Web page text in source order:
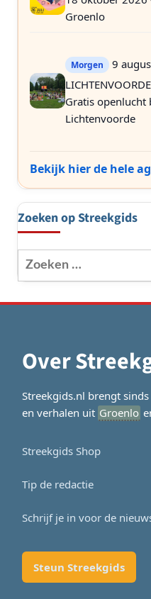
Groenlo
Morgen
9
Gratis openlucht
Lichtenvoorde
Bekijk hier de hele
Zoeken op Streekgids
Zoeken
naar:
Over
Streekgids.nl brengt
en verhalen uit Groenlo
Streekgids Shop
Tip de redactie
Schrijf je in voor de
Steun Streekgids